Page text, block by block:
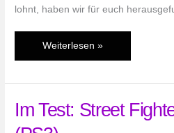
lohnt, haben wir für euch
Im
Test:
(3DS)
Weiterlesen »
Im Test: Street